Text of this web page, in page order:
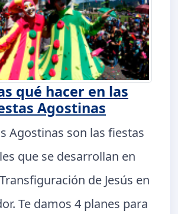
qué hacer en las
Agostinas
Agostinas son las fiestas
que se desarrollan en
de Jesús en
Te damos 4 planes para